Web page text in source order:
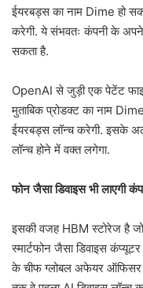
ईयरबड्स का नाम Dime हो
करेगी. ये संभवतः कंपनी के अपने
सकता है.
OpenAI से जुड़ी एक पेटेंट
मुताबिक प्रोडक्ट का नाम
ईयरबड्स लॉन्च करेगी. इसके
लॉन्च होने में वक्त लगेगा.
फोन जैसा डिवाइस भी लाएगी
इसकी वजह HBM स्टोरेज है
स्मार्टफोन जैसा डिवाइस
के चीफ ग्लोबल अफेयर ऑफिसर